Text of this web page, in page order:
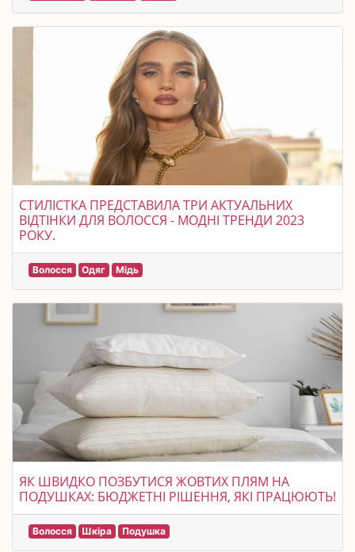
СТИЛІСТКА ПРЕДСТАВИЛА ТРИ АКТУАЛЬНИХ
ВІДТІНКИ ДЛЯ ВОЛОССЯ - МОДНІ ТРЕНДИ 2023
РОКУ.
Волосся Одяг Мідь
ЯК ШВИДКО ПОЗБУТИСЯ ЖОВТИХ ПЛЯМ НА
ПОДУШКАХ: БЮДЖЕТНІ РІШЕННЯ, ЯКІ ПРАЦЮЮТЬ!
Волосся Шкіра Подушка